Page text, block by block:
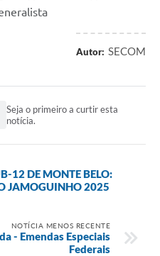
Autor: SECOM
Seja o primeiro a curtir esta
notícia.
12 DE MONTE BELO:
JAMOGUINHO 2025
NOTÍCIA MENOS RECENTE
- Emendas Especiais
Federais